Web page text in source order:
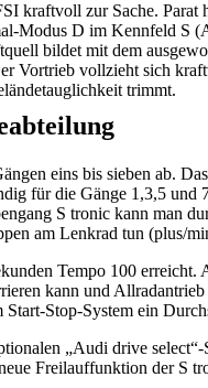
kraftvoll zur Sache.
Modus D im Kennfeld S
bildet mit dem
Vortrieb vollzieht sich
trimmt.
eins bis sieben ab.
für die Gänge 1,3,5
S tronic kann man
am Lenkrad tun (plus/
Tempo 100
kann und
Stop-System ein
„Audi drive
Freilauffunktion der S